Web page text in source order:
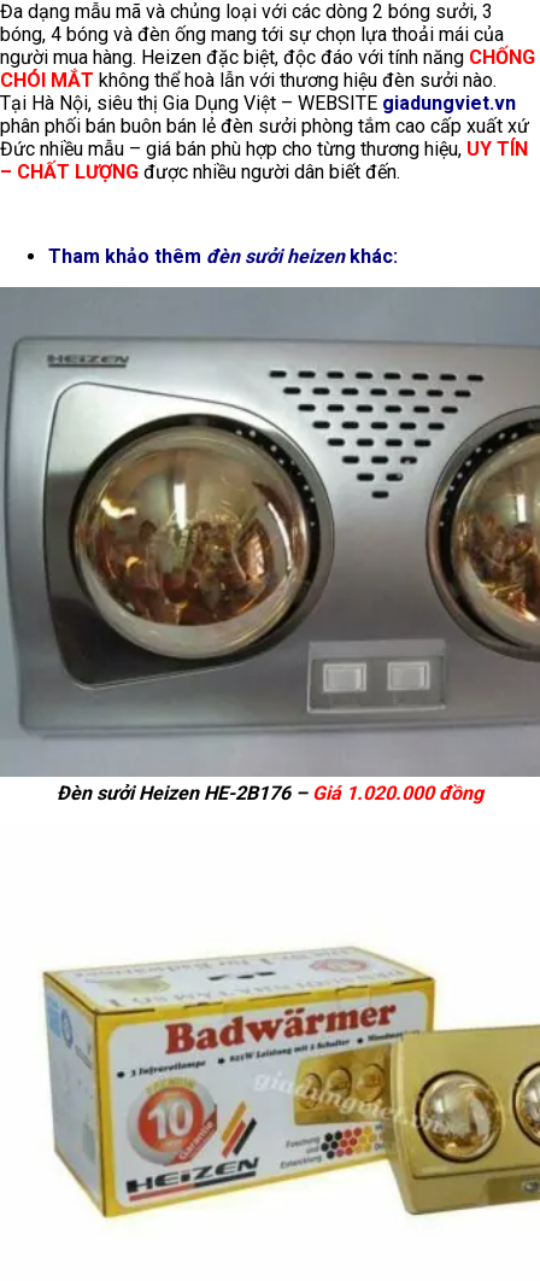
Đa dạng mẫu mã và chủng loại với các dòng 2 bóng sưởi, 3
bóng, 4 bóng và đèn ống mang tới sự chọn lựa thoải mái của
người mua hàng. Heizen đặc biệt, độc đáo với tính năng CHỐNG
CHÓI MẮT không thể hoà lẫn với thương hiệu đèn sưởi nào.
Tại Hà Nội, siêu thị Gia Dụng Việt – WEBSITE giadungviet.vn
phân phối bán buôn bán lẻ đèn sưởi phòng tắm cao cấp xuất xứ
Đức nhiều mẫu – giá bán phù hợp cho từng thương hiệu, UY TÍN
– CHẤT LƯỢNG được nhiều người dân biết đến.
Tham khảo thêm đèn sưởi heizenkhác:
Đèn sưởi Heizen HE-2B176 – Giá 1.020.000 đồng